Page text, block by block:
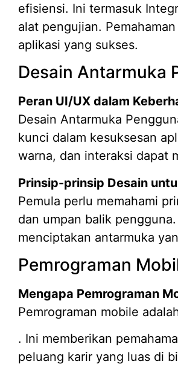
efisiensi. Ini termasuk
alat pengujian.
aplikasi yang sukses.
Desain Antarmuka
Peran UI/UX dalam
Desain Antarmuka
kunci dalam kesuksesan
warna, dan interaksi dapat
Prinsip-prinsip Desain
Pemula perlu memahami
dan umpan balik
menciptakan antarmuka
Pemrograman
Mengapa Pemrograman
Pemrograman mobile
. Ini memberikan
peluang karir yang luas di